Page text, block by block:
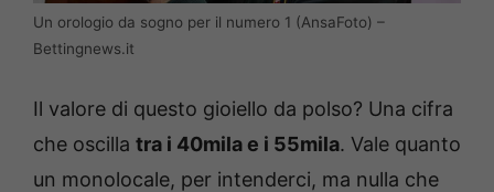
Un orologio da sogno per il numero 1 (AnsaFoto) –
Bettingnews.it
Il valore di questo gioiello da polso? Una cifra
che oscilla tra i 40mila e i 55mila. Vale quanto
un monolocale, per intenderci, ma nulla che